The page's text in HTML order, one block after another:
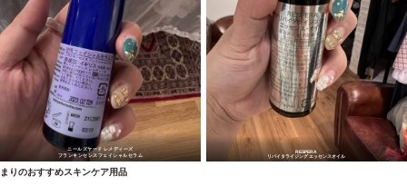
ニールズヤード レメディーズ
フランキンセンスフェイシャルセラム
RESPERA
リバイタライジング エッセンスオイル
まりのおすすめスキンケア用品